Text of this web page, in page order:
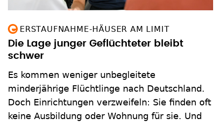
ERSTAUFNAHME-HÄUSER AM LIMIT
Die Lage junger Geflüchteter bleibt
schwer
Es kommen weniger unbegleitete
minderjährige Flüchtlinge nach Deutschland.
Doch Einrichtungen verzweifeln: Sie finden oft
keine Ausbildung oder Wohnung für sie. Und